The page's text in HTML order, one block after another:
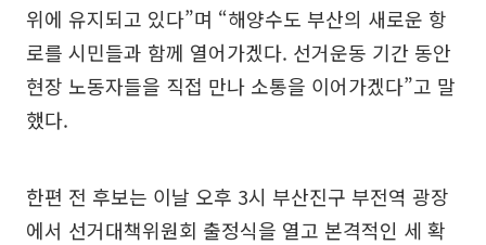
위에 유지되고 있다”며 “해양수도 부산의 새로운 항
로를 시민들과 함께 열어가겠다. 선거운동 기간 동안
현장 노동자들을 직접 만나 소통을 이어가겠다”고 말
했다.
한편 전 후보는 이날 오후 3시 부산진구 부전역 광장
에서 선거대책위원회 출정식을 열고 본격적인 세 확